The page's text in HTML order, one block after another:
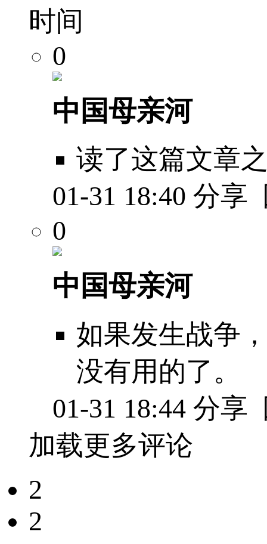
时间
0
中国母亲河
读了这篇文章
01-31 18:40 分享
0
中国母亲河
如果发生战争
没有用的了。
01-31 18:44 分享
加载更多评论
2
2